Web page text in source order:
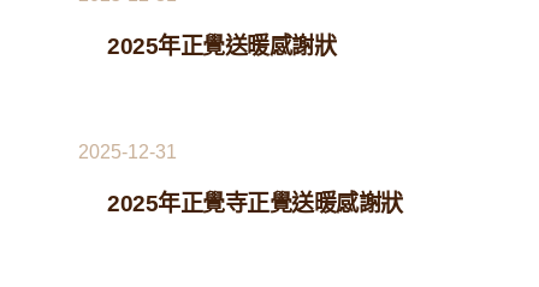
2025年正覺送暖感謝狀
2025-12-31
2025年正覺寺正覺送暖感謝狀